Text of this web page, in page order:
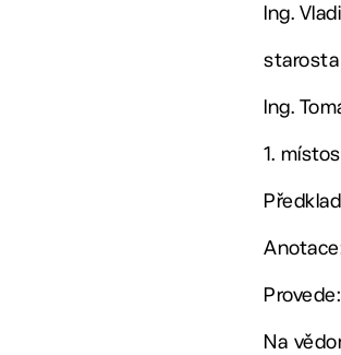
Ing.
starosta
Ing.
1.
Na